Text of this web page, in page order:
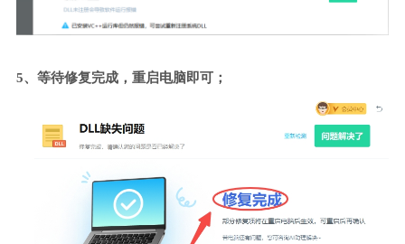
5、等待修复完成，重启电脑即可；